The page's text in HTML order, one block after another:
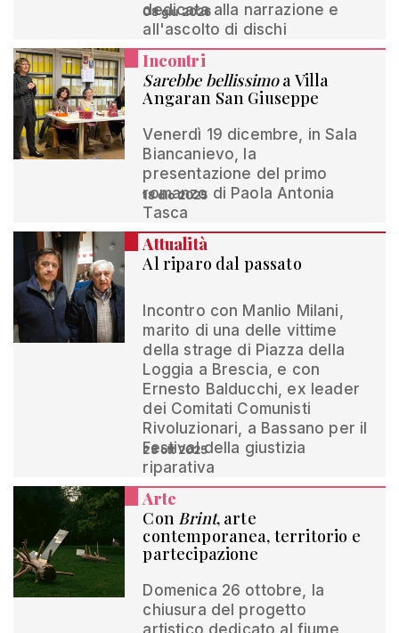
dedicata alla narrazione e
all'ascolto di dischi
08 giu 2026
Incontri
Sarebbe bellissimoa Villa
Angaran San Giuseppe
Venerdì 19 dicembre, in Sala
Biancanievo, la
presentazione del primo
romanzo di Paola Antonia
Tasca
18 dic 2025
Attualità
Al riparo dal passato
Incontro con Manlio Milani,
marito di una delle vittime
della strage di Piazza della
Loggia a Brescia, e con
Ernesto Balducchi, ex leader
dei Comitati Comunisti
Rivoluzionari, a Bassano per il
Festival della giustizia
riparativa
23 ott 2025
Arte
Con Brint, arte
contemporanea, territorio e
partecipazione
Domenica 26 ottobre, la
chiusura del progetto
artistico dedicato al fiume